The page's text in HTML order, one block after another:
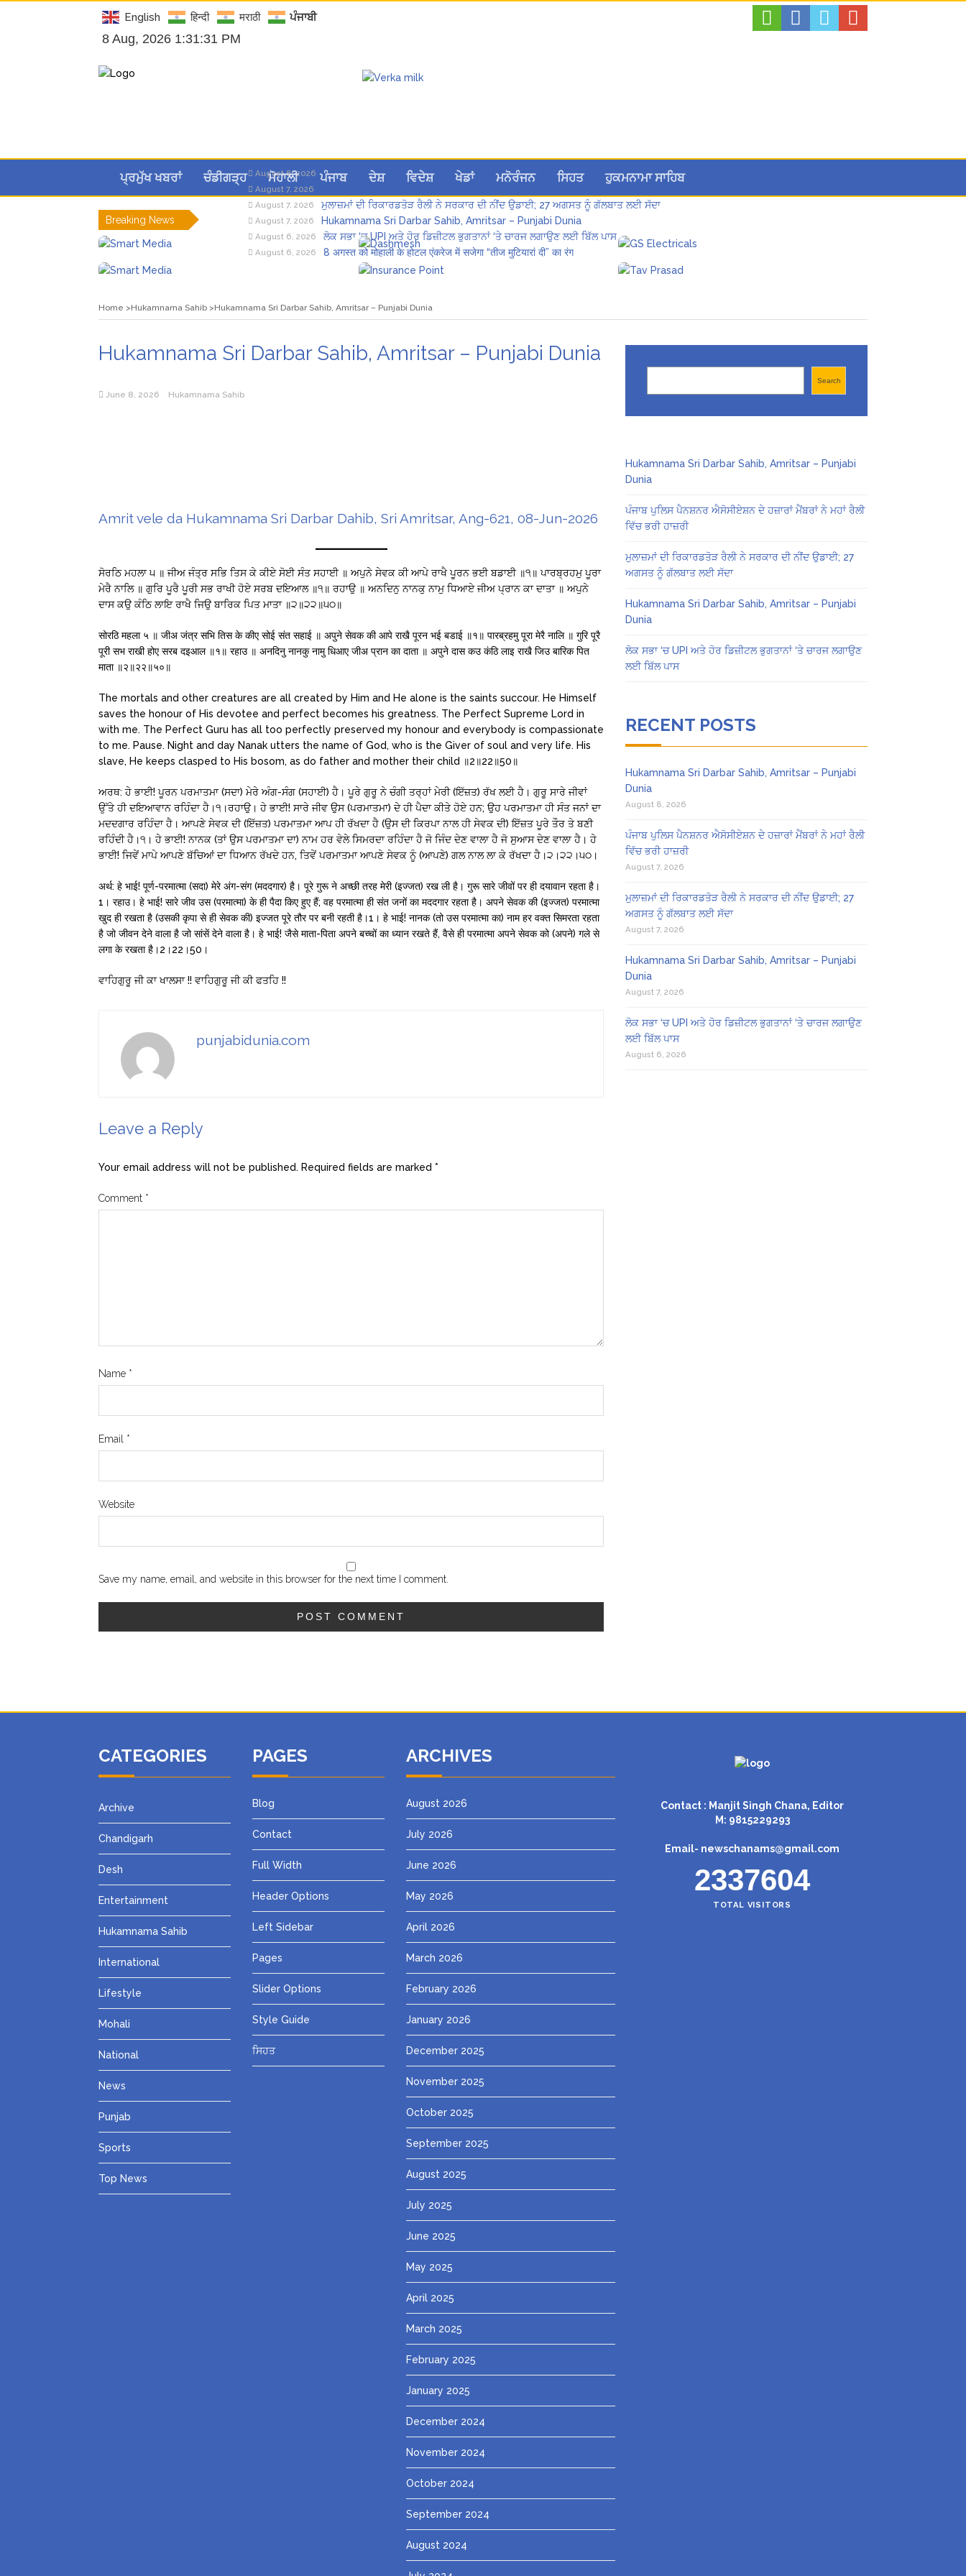
English हिन्दी मराठी ਪੰਜਾਬੀ
8 Aug, 2026 1:31:32 PM
ਪ੍ਰਮੁੱਖ ਖਬਰਾਂ ਚੰਡੀਗੜ੍ਹ ਮੋਹਾਲੀ ਪੰਜਾਬ ਦੇਸ਼ ਵਿਦੇਸ਼ ਖੇਡਾਂ ਮਨੋਰੰਜਨ ਸਿਹਤ ਹੁਕਮਨਾਮਾ ਸਾਹਿਬ
Breaking News
August 8, 2026 Hukamnama Sri Darbar Sahib, Amritsar – Punjabi Dunia
August 7, 2026
August 7, 2026 ਮੁਲਾਜ਼ਮਾਂ ਦੀ ਰਿਕਾਰਡਤੋੜ ਰੈਲੀ ਨੇ ਸਰਕਾਰ ਦੀ ਨੀਂਦ ਉਡਾਈ; 27 ਅਗਸਤ ਨੂੰ ਗੱਲਬਾਤ ਲਈ ਸੱਦਾ
August 7, 2026 Hukamnama Sri Darbar Sahib, Amritsar – Punjabi Dunia
August 6, 2026 ਲੋਕ ਸਭਾ ‘ਚ UPI ਅਤੇ ਹੋਰ ਡਿਜ਼ੀਟਲ ਭੁਗਤਾਨਾਂ ‘ਤੇ ਚਾਰਜ ਲਗਾਉਣ ਲਈ ਬਿੱਲ ਪਾਸ
August 6, 2026 8 अगस्त को मोहाली के होटल एंकरेज में सजेगा “तीज मुटियारां दी” का रंग
Home Hukamnama Sahib Hukamnama Sri Darbar Sahib, Amritsar – Punjabi Dunia
Hukamnama Sri Darbar Sahib, Amritsar – Punjabi Dunia
June 8, 2026 Hukamnama Sahib
Amrit vele da Hukamnama Sri Darbar Dahib, Sri Amritsar, Ang-621, 08-Jun-2026
ਸੋਰਠਿ ਮਹਲਾ ੫ ॥ ਜੀਅ ਜੰਤ੍ਰ ਸਭਿ ਤਿਸ ਕੇ ਕੀਏ ਸੋਈ ਸੰਤ ਸਹਾਈ ॥ ਅਪੁਨੇ ਸੇਵਕ ਕੀ ਆਪੇ ਰਾਖੈ ਪੂਰਨ ਭਈ ਬਡਾਈ ॥੧॥ ਪਾਰਬ੍ਰਹਮੁ ਪੂਰਾ
ਮੇਰੈ ਨਾਲਿ ॥ ਗੁਰਿ ਪੂਰੈ ਪੂਰੀ ਸਭ ਰਾਖੀ ਹੋਏ ਸਰਬ ਦਇਆਲ ॥੧॥ ਰਹਾਉ ॥ ਅਨਦਿਨੁ ਨਾਨਕੁ ਨਾਮੁ ਧਿਆਏ ਜੀਅ ਪ੍ਰਾਨ ਕਾ ਦਾਤਾ ॥ ਅਪੁਨੇ
ਦਾਸ ਕਉ ਕੰਠਿ ਲਾਇ ਰਾਖੈ ਜਿਉ ਬਾਰਿਕ ਪਿਤ ਮਾਤਾ ॥੨॥੨੨॥੫੦॥
सोरठि महला ५ ॥ जीअ जंत्र सभि तिस के कीए सोई संत सहाई ॥ अपुने सेवक की आपे राखै पूरन भई बडाई ॥१॥ पारब्रहमु पूरा मेरै नालि ॥ गुरि पूरै
पूरी सभ राखी होए सरब दइआल ॥१॥ रहाउ ॥ अनदिनु नानकु नामु धिआए जीअ प्रान का दाता ॥ अपुने दास कउ कंठि लाइ राखै जिउ बारिक पित
माता ॥२॥२२॥५०॥
The mortals and other creatures are all created by Him and He alone is the saints succour. He Himself
saves the honour of His devotee and perfect becomes his greatness. The Perfect Supreme Lord in
with me. The Perfect Guru has all too perfectly preserved my honour and everybody is compassionate
to me. Pause. Night and day Nanak utters the name of God, who is the Giver of soul and very life. His
slave, He keeps clasped to His bosom, as do father and mother their child ॥2॥22॥50॥
ਅਰਥ: ਹੇ ਭਾਈ! ਪੂਰਨ ਪਰਮਾਤਮਾ (ਸਦਾ) ਮੇਰੇ ਅੰਗ-ਸੰਗ (ਸਹਾਈ) ਹੈ। ਪੂਰੇ ਗੁਰੂ ਨੇ ਚੰਗੀ ਤਰ੍ਹਾਂ ਮੇਰੀ (ਇੱਜ਼ਤ) ਰੱਖ ਲਈ ਹੈ। ਗੁਰੂ ਸਾਰੇ ਜੀਵਾਂ
ਉੱਤੇ ਹੀ ਦਇਆਵਾਨ ਰਹਿੰਦਾ ਹੈ।੧।ਰਹਾਉ। ਹੇ ਭਾਈ! ਸਾਰੇ ਜੀਵ ਉਸ (ਪਰਮਾਤਮਾ) ਦੇ ਹੀ ਪੈਦਾ ਕੀਤੇ ਹੋਏ ਹਨ; ਉਹ ਪਰਮਾਤਮਾ ਹੀ ਸੰਤ ਜਨਾਂ ਦਾ
ਮਦਦਗਾਰ ਰਹਿੰਦਾ ਹੈ। ਆਪਣੇ ਸੇਵਕ ਦੀ (ਇੱਜ਼ਤ) ਪਰਮਾਤਮਾ ਆਪ ਹੀ ਰੱਖਦਾ ਹੈ (ਉਸ ਦੀ ਕਿਰਪਾ ਨਾਲ ਹੀ ਸੇਵਕ ਦੀ) ਇੱਜ਼ਤ ਪੂਰੇ ਤੌਰ ਤੇ ਬਣੀ
ਰਹਿੰਦੀ ਹੈ।੧। ਹੇ ਭਾਈ! ਨਾਨਕ (ਤਾਂ ਉਸ ਪਰਮਾਤਮਾ ਦਾ) ਨਾਮ ਹਰ ਵੇਲੇ ਸਿਮਰਦਾ ਰਹਿੰਦਾ ਹੈ ਜੋ ਜਿੰਦ ਦੇਣ ਵਾਲਾ ਹੈ ਜੋ ਸੁਆਸ ਦੇਣ ਵਾਲਾ ਹੈ। ਹੇ
ਭਾਈ! ਜਿਵੇਂ ਮਾਪੇ ਆਪਣੇ ਬੱਚਿਆਂ ਦਾ ਧਿਆਨ ਰੱਖਦੇ ਹਨ, ਤਿਵੇਂ ਪਰਮਾਤਮਾ ਆਪਣੇ ਸੇਵਕ ਨੂੰ (ਆਪਣੇ) ਗਲ ਨਾਲ ਲਾ ਕੇ ਰੱਖਦਾ ਹੈ।੨।੨੨।੫੦।
अर्थ: हे भाई! पूर्ण-परमात्मा (सदा) मेरे अंग-संग (मददगार) है। पूरे गुरू ने अच्छी तरह मेरी (इज्जत) रख ली है। गुरू सारे जीवों पर ही दयावान रहता है।
1। रहाउ। हे भाई! सारे जीव उस (परमात्मा) के ही पैदा किए हुए हैं; वह परमात्मा ही संत जनों का मददगार रहता है। अपने सेवक की (इज्जत) परमात्मा
खुद ही रखता है (उसकी कृपा से ही सेवक की) इज्जत पूरे तौर पर बनी रहती है।1। हे भाई! नानक (तो उस परमात्मा का) नाम हर वक्त सिमरता रहता
है जो जीवन देने वाला है जो सांसें देने वाला है। हे भाई! जैसे माता-पिता अपने बच्चों का ध्यान रखते हैं, वैसे ही परमात्मा अपने सेवक को (अपने) गले से
लगा के रखता है।2।22।50।
ਵਾਹਿਗੁਰੂ ਜੀ ਕਾ ਖਾਲਸਾ !! ਵਾਹਿਗੁਰੂ ਜੀ ਕੀ ਫਤਹਿ !!
punjabidunia.com
Leave a Reply
Your email address will not be published. Required fields are marked *
Comment *
Name *
Email *
Website
Save my name, email, and website in this browser for the next time I comment.
Search
Hukamnama Sri Darbar Sahib, Amritsar – Punjabi
Dunia
ਪੰਜਾਬ ਪੁਲਿਸ ਪੈਨਸ਼ਨਰ ਐਸੋਸੀਏਸ਼ਨ ਦੇ ਹਜ਼ਾਰਾਂ ਮੈਂਬਰਾਂ ਨੇ ਮਹਾਂ ਰੈਲੀ
ਵਿੱਚ ਭਰੀ ਹਾਜ਼ਰੀ
ਮੁਲਾਜ਼ਮਾਂ ਦੀ ਰਿਕਾਰਡਤੋੜ ਰੈਲੀ ਨੇ ਸਰਕਾਰ ਦੀ ਨੀਂਦ ਉਡਾਈ; 27
ਅਗਸਤ ਨੂੰ ਗੱਲਬਾਤ ਲਈ ਸੱਦਾ
Hukamnama Sri Darbar Sahib, Amritsar – Punjabi
Dunia
ਲੋਕ ਸਭਾ ‘ਚ UPI ਅਤੇ ਹੋਰ ਡਿਜ਼ੀਟਲ ਭੁਗਤਾਨਾਂ ‘ਤੇ ਚਾਰਜ ਲਗਾਉਣ
ਲਈ ਬਿੱਲ ਪਾਸ
RECENT POSTS
Hukamnama Sri Darbar Sahib, Amritsar – Punjabi
Dunia
August 8, 2026
ਪੰਜਾਬ ਪੁਲਿਸ ਪੈਨਸ਼ਨਰ ਐਸੋਸੀਏਸ਼ਨ ਦੇ ਹਜ਼ਾਰਾਂ ਮੈਂਬਰਾਂ ਨੇ ਮਹਾਂ ਰੈਲੀ
ਵਿੱਚ ਭਰੀ ਹਾਜ਼ਰੀ
August 7, 2026
ਮੁਲਾਜ਼ਮਾਂ ਦੀ ਰਿਕਾਰਡਤੋੜ ਰੈਲੀ ਨੇ ਸਰਕਾਰ ਦੀ ਨੀਂਦ ਉਡਾਈ; 27
ਅਗਸਤ ਨੂੰ ਗੱਲਬਾਤ ਲਈ ਸੱਦਾ
August 7, 2026
Hukamnama Sri Darbar Sahib, Amritsar – Punjabi
Dunia
August 7, 2026
ਲੋਕ ਸਭਾ ‘ਚ UPI ਅਤੇ ਹੋਰ ਡਿਜ਼ੀਟਲ ਭੁਗਤਾਨਾਂ ‘ਤੇ ਚਾਰਜ ਲਗਾਉਣ
ਲਈ ਬਿੱਲ ਪਾਸ
August 6, 2026
CATEGORIES
Archive
Chandigarh
Desh
Entertainment
Hukamnama Sahib
International
Lifestyle
Mohali
National
News
Punjab
Sports
Top News
PAGES
Blog
Contact
Full Width
Header Options
Left Sidebar
Pages
Slider Options
Style Guide
ਸਿਹਤ
ARCHIVES
August 2026
July 2026
June 2026
May 2026
April 2026
March 2026
February 2026
January 2026
December 2025
November 2025
October 2025
September 2025
August 2025
July 2025
June 2025
May 2025
April 2025
March 2025
February 2025
January 2025
December 2024
November 2024
October 2024
September 2024
August 2024
Contact : Manjit Singh Chana, Editor
M: 9815229293
Email- newschanams@gmail.com
2337604
TOTAL VISITORS